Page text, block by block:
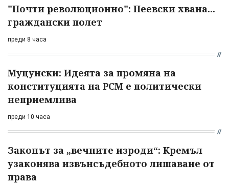
"Почти революционно": Пеевски хвана...
граждански полет
преди 8 часа
Муцунски: Идеята за промяна на
конституцията на РСМ е политически
неприемлива
преди 10 часа
Законът за „вечните изроди“: Кремъл
узаконява извънсъдебното лишаване от
права